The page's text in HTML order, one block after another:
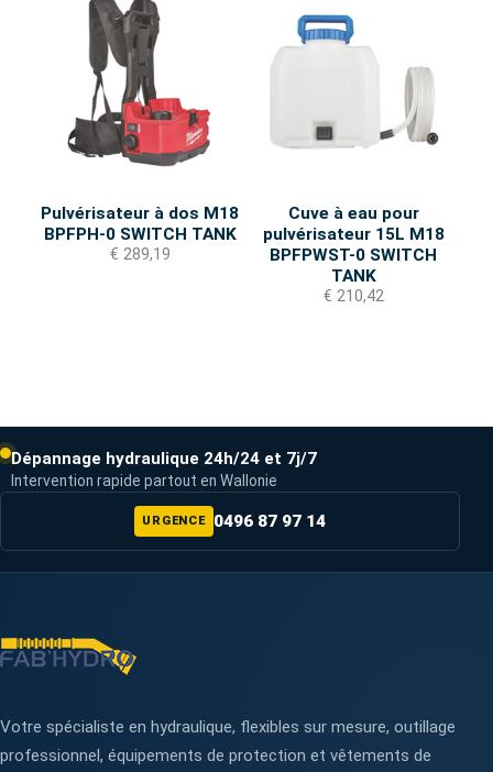
Pulvérisateur à dos M18
BPFPH-0 SWITCH TANK
€ 289,19
Cuve à eau pour
pulvérisateur 15L M18
BPFPWST-0 SWITCH
TANK
€ 210,42
Dépannage hydraulique 24h/24 et 7j/7
Intervention rapide partout en Wallonie
URGENCE 0496 87 97 14
Votre spécialiste en hydraulique, flexibles sur mesure, outillage
professionnel, équipements de protection et vêtements de